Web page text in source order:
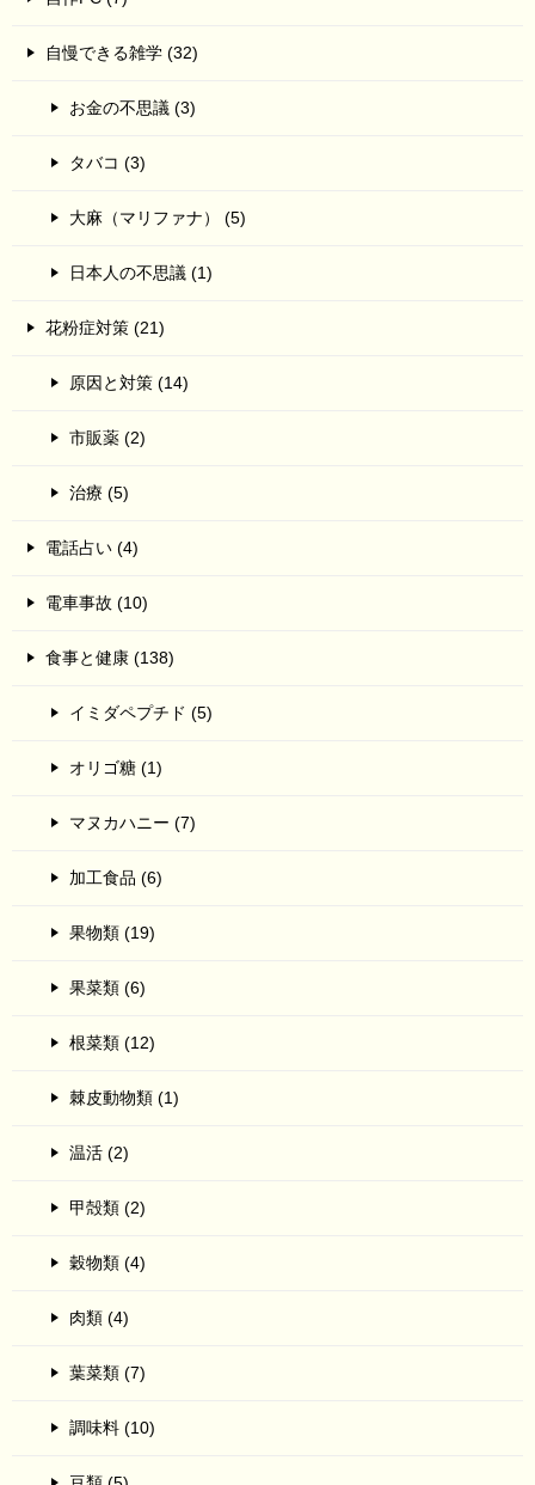
自慢できる雑学 (32)
お金の不思議 (3)
タバコ (3)
大麻（マリファナ） (5)
日本人の不思議 (1)
花粉症対策 (21)
原因と対策 (14)
市販薬 (2)
治療 (5)
電話占い (4)
電車事故 (10)
食事と健康 (138)
イミダペプチド (5)
オリゴ糖 (1)
マヌカハニー (7)
加工食品 (6)
果物類 (19)
果菜類 (6)
根菜類 (12)
棘皮動物類 (1)
温活 (2)
甲殻類 (2)
穀物類 (4)
肉類 (4)
葉菜類 (7)
調味料 (10)